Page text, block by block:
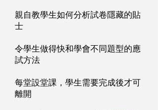
親自教學生如何分析試卷隱藏的貼
士
令學生做得快和學會不同題型的應
試方法
​每堂設堂課，學生需要完成後才可
離開​